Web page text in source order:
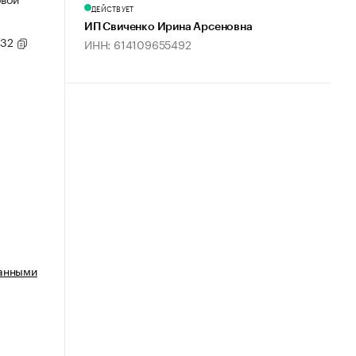
ДЕЙСТВУЕТ
ИП Свиченко Ирина Арсеновна
ИНН: 614109655492